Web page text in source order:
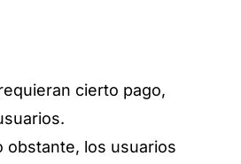
cierto pago,
obstante, los usuarios